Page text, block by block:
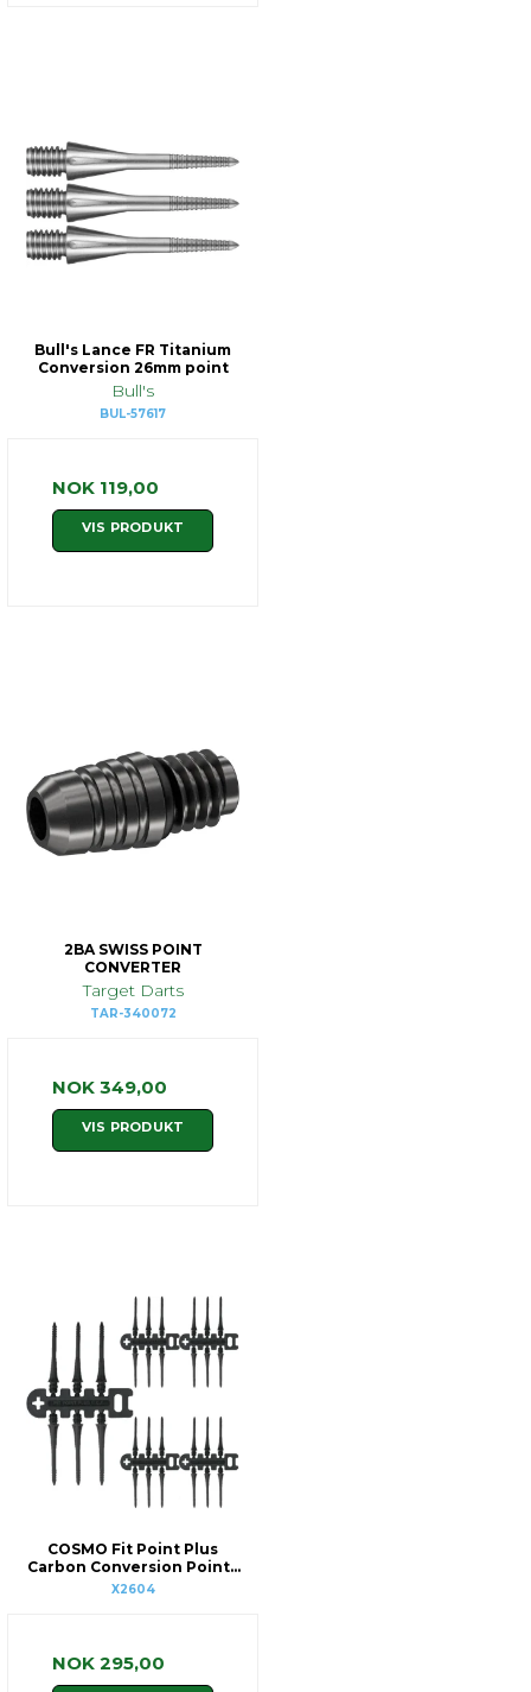
Bull's Lance FR Titanium
Conversion 26mm point
Bull's
BUL-57617
NOK 119,00
VIS PRODUKT
2BA SWISS POINT
CONVERTER
Target Darts
TAR-340072
NOK 349,00
VIS PRODUKT
COSMO Fit Point Plus
Carbon Conversion Points
30 mm
X2604
NOK 295,00